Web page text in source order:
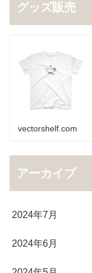
グッズ販売
vectorshelf.com
アーカイブ
2024年7月
2024年6月